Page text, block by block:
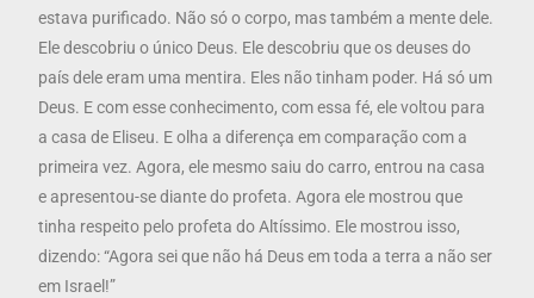
estava purificado. Não só o corpo, mas também a mente dele.
Ele descobriu o único Deus. Ele descobriu que os deuses do
país dele eram uma mentira. Eles não tinham poder. Há só um
Deus. E com esse conhecimento, com essa fé, ele voltou para
a casa de Eliseu. E olha a diferença em comparação com a
primeira vez. Agora, ele mesmo saiu do carro, entrou na casa
e apresentou-se diante do profeta. Agora ele mostrou que
tinha respeito pelo profeta do Altíssimo. Ele mostrou isso,
dizendo: “Agora sei que não há Deus em toda a terra a não ser
em Israel!”